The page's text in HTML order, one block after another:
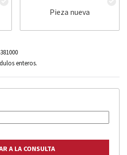
Pieza nueva
enteros.